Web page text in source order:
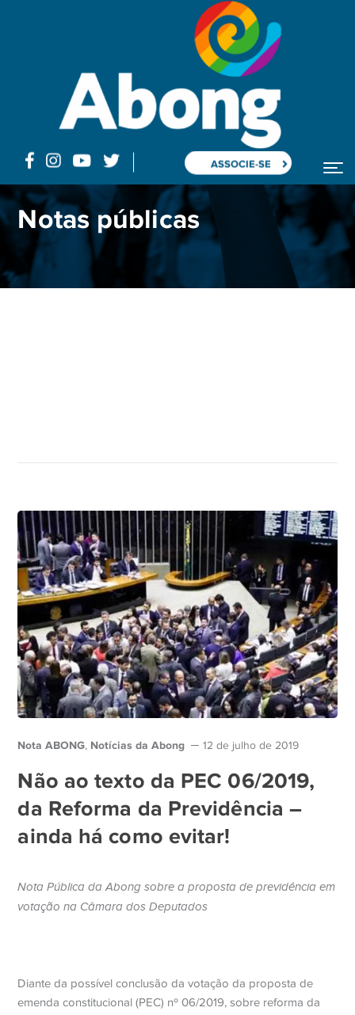
ASSOCIE-SE
Posts "reforma da Previdência"
Notas públicas
Nota ABONG, Notícias da Abong 12 de julho de 2019
Não ao texto da PEC 06/2019,
da Reforma da Previdência –
ainda há como evitar!
Nota Pública da Abong sobre a proposta de previdência em
votação na Câmara dos Deputados
Diante da possível conclusão da votação da proposta de
emenda constitucional (PEC) nº 06/2019, sobre reforma da